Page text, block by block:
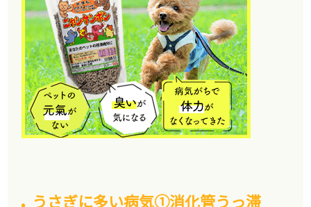
うさぎに多い病気①消化管うっ滞